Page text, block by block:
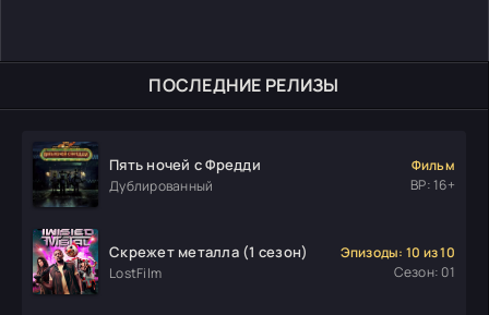
ПОСЛЕДНИЕ РЕЛИЗЫ
Пять ночей с Фредди
Дублированный
Фильм
ВР: 16+
Скрежет металла (1 сезон)
LostFilm
Эпизоды: 10 из 10
Сезон: 01